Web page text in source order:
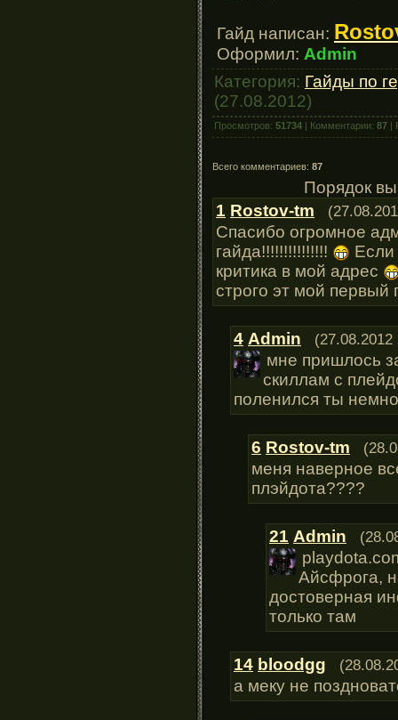
Гайд написан:
Оформил: Admin
Категория: Гайды по
(27.08.2012)
Просмотров: 51734 | Комментарии: 87 |
Всего комментариев: 87
Порядок
1 Rostov-tm
Спасибо огромное
гайда!!!!!!!!!!!!!!!
Если
критика в мой адрес
строго эт мой первый
4 Admin (27.08.2012
мне пришлось
скиллам с
поленился ты
6 Rostov-tm
меня наверное
плэйдота????
21 Admin
Айсфрога,
достоверная
только там
14 bloodgg
а меку не